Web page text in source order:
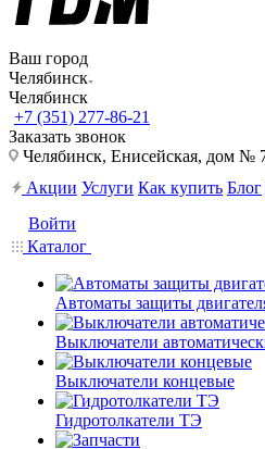
Ваш город
Челябинск
Челябинск
+7 (351) 277-86-21
Заказать звонок
Челябинск, Енисейская, дом №
Акции Услуги Как купить Блог
Войти
Каталог
Автоматы защиты
Выключатели
Выключатели концевые
Гидротолкатели ТЭ